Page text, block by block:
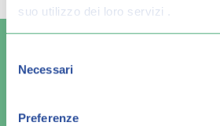
suo utilizzo dei loro servizi .
delNecessari
Preferenze